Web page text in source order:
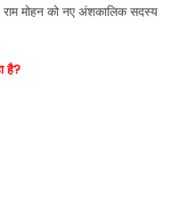
मोहन को नए अंशकालिक सदस्य
है?